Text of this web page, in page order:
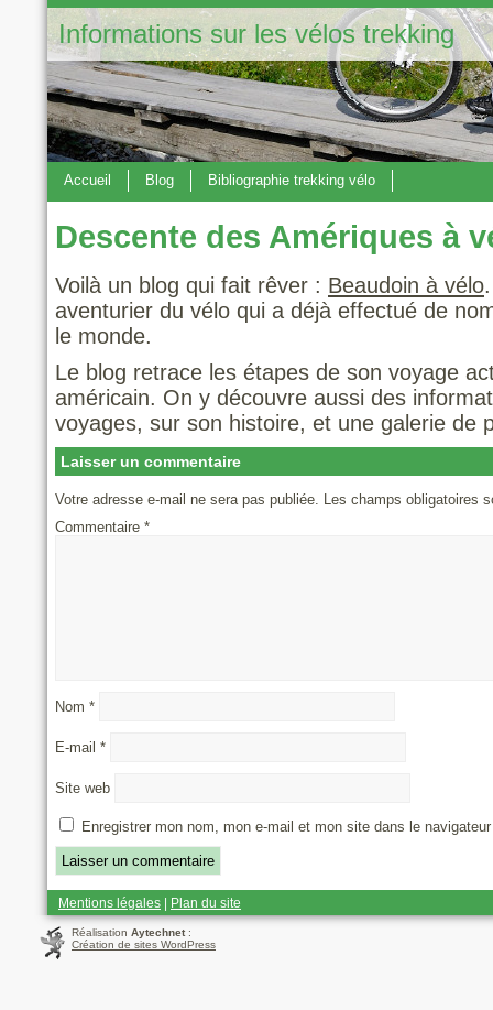
Informations sur les vélos trekking
Accueil Blog Bibliographie trekking vélo
Descente des Amériques à
Voilà un blog qui fait rêver : Beaudoin à vélo
aventurier du vélo qui a déjà effectué de
le monde.
Le blog retrace les étapes de son voyage
américain. On y découvre aussi des
voyages, sur son histoire, et une galerie de
Laisser un commentaire
Votre adresse e-mail ne sera pas publiée. Les champs obligatoires
Commentaire *
Nom *
E-mail *
Site web
Enregistrer mon nom, mon e-mail et mon site dans le
Mentions légales | Plan du site
Réalisation Aytechnet:
Création de sites WordPress